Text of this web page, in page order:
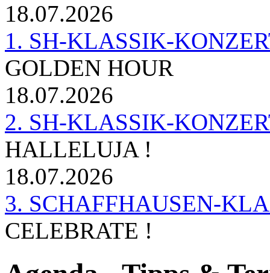
18.07.2026
1. SH-KLASSIK-
GOLDEN HOUR
18.07.2026
2. SH-KLASSIK-
HALLELUJA !
18.07.2026
3. SCHAFFHAUSEN-
CELEBRATE !